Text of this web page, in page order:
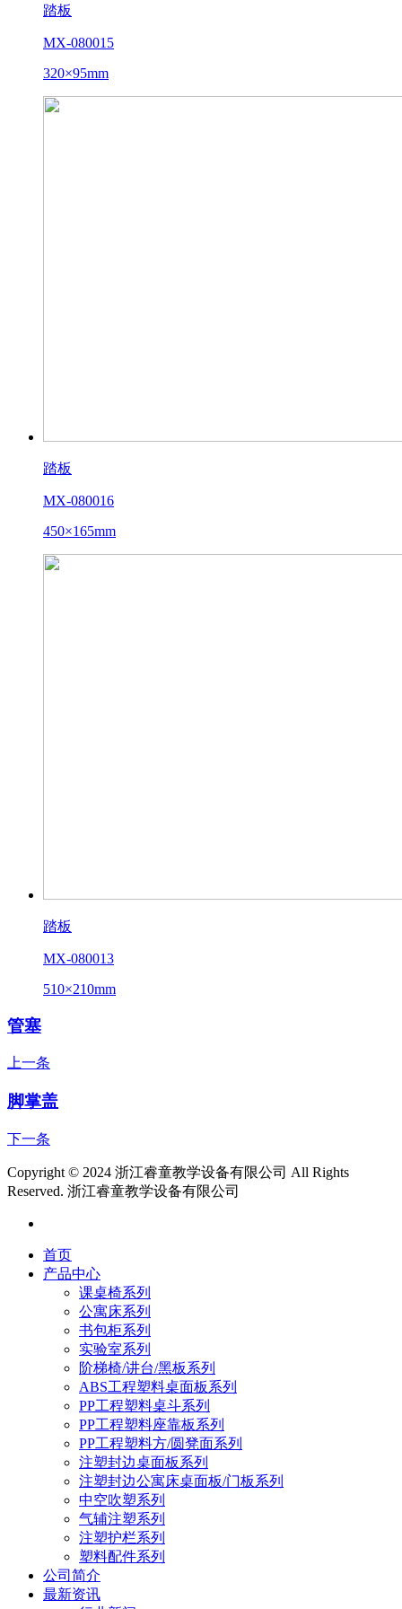
踏板
MX-080015
320×95mm
踏板
MX-080016
450×165mm
踏板
MX-080013
510×210mm
管塞
上一条
脚掌盖
下一条
Copyright © 2024 浙江睿童教学设备有限公司 All Rights
Reserved. 浙江睿童教学设备有限公司
首页
产品中心
课桌椅系列
公寓床系列
书包柜系列
实验室系列
阶梯椅/讲台/黑板系列
ABS工程塑料桌面板系列
PP工程塑料桌斗系列
PP工程塑料座靠板系列
PP工程塑料方/圆凳面系列
注塑封边桌面板系列
注塑封边公寓床桌面板/门板系列
中空吹塑系列
气辅注塑系列
注塑护栏系列
塑料配件系列
公司简介
最新资讯